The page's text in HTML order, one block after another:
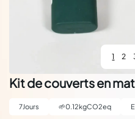
1 2
Kit de couverts en
7Jours 🌱0.12kgCO2eq